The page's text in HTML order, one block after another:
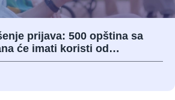
prijava: 500 opština sa
će imati koristi od…